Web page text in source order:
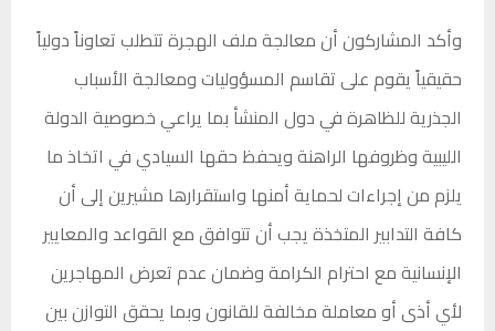
وأكد المشاركون أن معالجة ملف الهجرة تتطلب تعاوناً دولياً
حقيقياً يقوم على تقاسم المسؤوليات ومعالجة الأسباب
الجذرية للظاهرة في دول المنشأ بما يراعي خصوصية الدولة
الليبية وظروفها الراهنة ويحفظ حقها السيادي في اتخاذ ما
يلزم من إجراءات لحماية أمنها واستقرارها مشيرين إلى أن
كافة التدابير المتخذة يجب أن تتوافق مع القواعد والمعايير
الإنسانية مع احترام الكرامة وضمان عدم تعرض المهاجرين
لأي أذى أو معاملة مخالفة للقانون وبما يحقق التوازن بين